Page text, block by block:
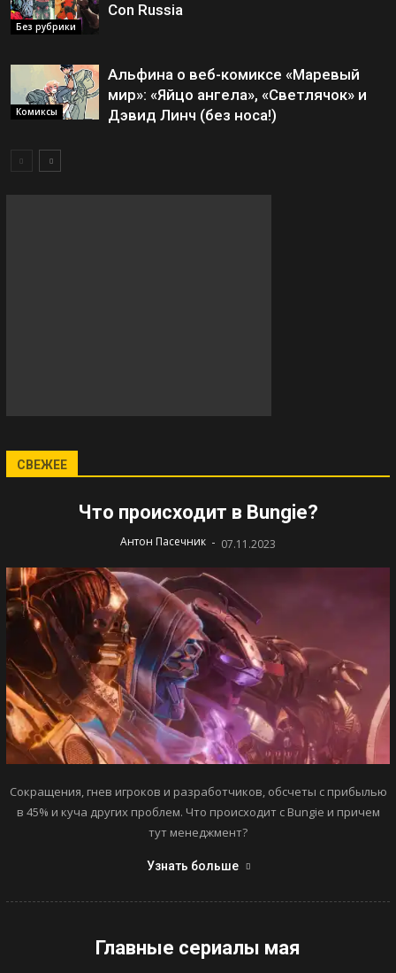
Без рубрики
Con Russia
Комиксы
Альфина о веб-комиксе «Маревый
мир»: «Яйцо ангела», «Светлячок» и
Дэвид Линч (без носа!)
СВЕЖЕЕ
Что происходит в Bungie?
Антон Пасечник - 07.11.2023
Сокращения, гнев игроков и разработчиков, обсчеты с прибылью
в 45% и куча других проблем. Что происходит с Bungie и причем
тут менеджмент?
Узнать больше
Главные сериалы мая